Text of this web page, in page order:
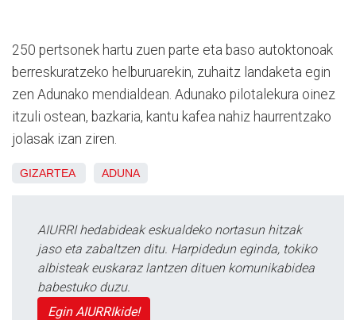
250 pertsonek hartu zuen parte eta baso autoktonoak
berreskuratzeko helburuarekin, zuhaitz landaketa egin
zen Adunako mendialdean. Adunako pilotalekura oinez
itzuli ostean, bazkaria, kantu kafea nahiz haurrentzako
jolasak izan ziren.
GIZARTEA ADUNA
AIURRI hedabideak eskualdeko nortasun hitzak
jaso eta zabaltzen ditu. Harpidedun eginda, tokiko
albisteak euskaraz lantzen dituen komunikabidea
babestuko duzu.
Egin AIURRIkide!